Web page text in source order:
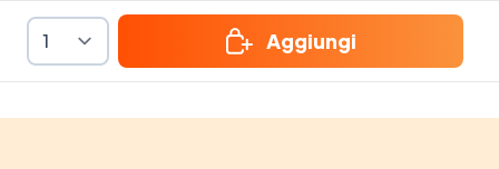
Aggiungi